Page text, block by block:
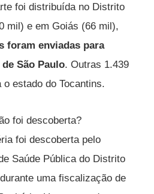
foi distribuída no Distrito
mil) e em Goiás (66 mil),
foram enviadas para
São Paulo. Outras 1.439
estado do Tocantins.
foi descoberta?
foi descoberta pelo
Saúde Pública do Distrito
uma fiscalização de